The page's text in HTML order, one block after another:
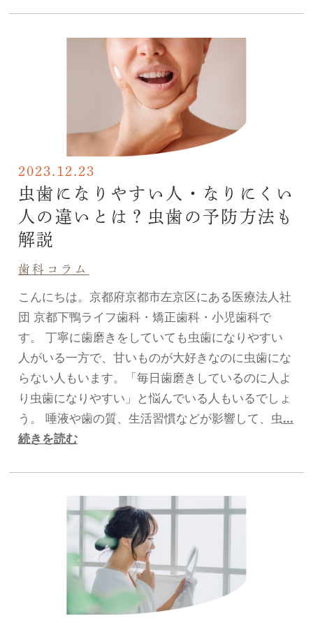
2023.12.23
虫歯になりやすい人・なりにくい
人の違いとは？虫歯の予防方法も
解説
歯科コラム
こんにちは。京都府京都市左京区にある医療法人社
団 京都下鴨ライフ歯科・矯正歯科・小児歯科で
す。 丁寧に歯磨きをしていても虫歯になりやすい
人がいる一方で、甘いものが大好きなのに虫歯にな
らない人もいます。「毎日歯磨きしているのに人よ
り虫歯になりやすい」と悩んでいる人もいるでしょ
う。 唾液や歯の質、生活習慣などが影響して、虫...
続きを読む